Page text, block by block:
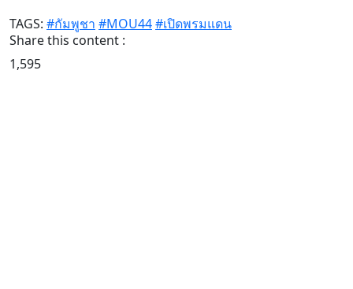
TAGS: #กัมพูชา #MOU44#เปิดพรมแดน
Share this content :
1,595